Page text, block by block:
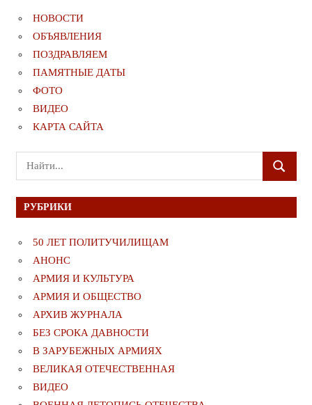
НОВОСТИ
ОБЪЯВЛЕНИЯ
ПОЗДРАВЛЯЕМ
ПАМЯТНЫЕ ДАТЫ
ФОТО
ВИДЕО
КАРТА САЙТА
Поиск
для:
ПОИСК
РУБРИКИ
50 ЛЕТ ПОЛИТУЧИЛИЩАМ
АНОНС
АРМИЯ И КУЛЬТУРА
АРМИЯ И ОБЩЕСТВО
АРХИВ ЖУРНАЛА
БЕЗ СРОКА ДАВНОСТИ
В ЗАРУБЕЖНЫХ АРМИЯХ
ВЕЛИКАЯ ОТЕЧЕСТВЕННАЯ
ВИДЕО